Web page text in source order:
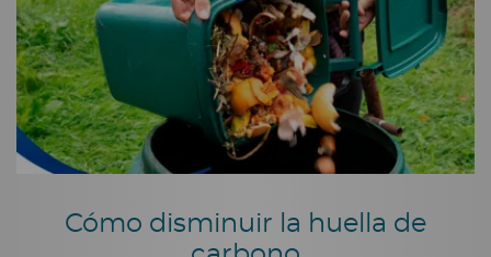
Cómo disminuir la huella de